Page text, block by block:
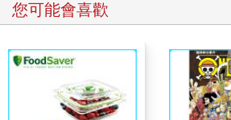
您可能會喜歡